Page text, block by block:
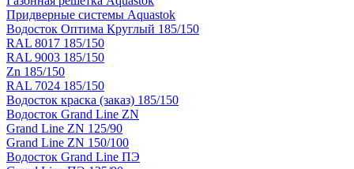
Придверные системы Aquastok
Водосток Оптима Круглый 185/150
RAL 8017 185/150
RAL 9003 185/150
Zn 185/150
RAL 7024 185/150
Водосток краска (заказ) 185/150
Водосток Grand Line ZN
Grand Line ZN 125/90
Grand Line ZN 150/100
Водосток Grand Line ПЭ